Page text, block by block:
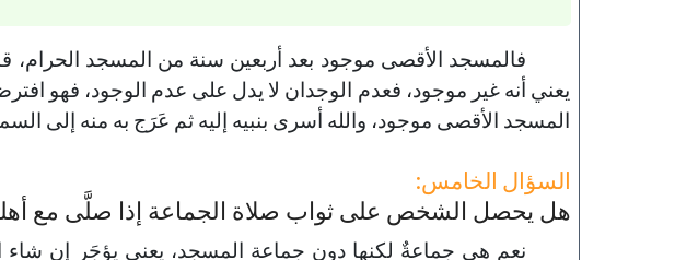
فالمسجد الأقصى موجود بعد أربعين سنة من المسجد الحرام،
يعني أنه غير موجود، فعدم الوجدان لا يدل على عدم الوجود، فهو
المسجد الأقصى موجود، والله أسرى بنبيه إليه ثم عَرَج به منه إلى
السؤال الخامس:
هل يحصل الشخص على ثواب صلاة الجماعة إذا صلَّى مع
نعم هي جماعةٌ لكنها دون جماعة المسجد، يعني يؤجَر إن شاء